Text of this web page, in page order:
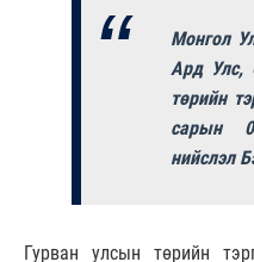
Монгол
Ард Улс,
төрийн
сарын
нийслэл
Гурван улсын төрийн